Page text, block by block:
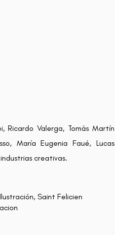
Ricardo Valerga, Tomás Martín
María Eugenia Faué, Lucas
creativas.
Saint Felicien